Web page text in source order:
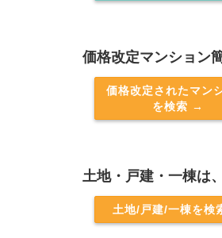
価格改定マンション
価格改定されたマン
を検索 →
土地・戸建・一棟は
土地/戸建/一棟を検